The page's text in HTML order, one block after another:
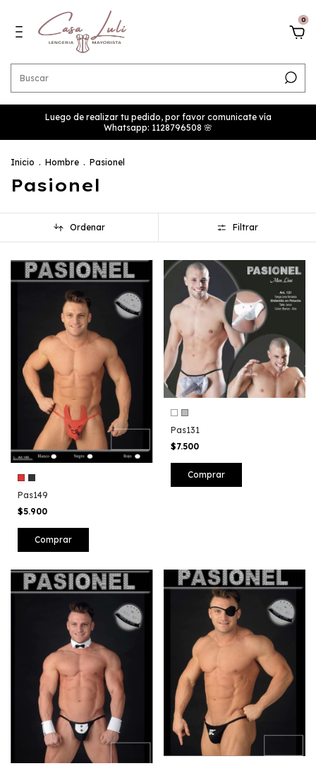
0
Luego de realizar tu pedido, por favor comunicate vía
Whatsapp: 1128796508 🌸
Inicio . Hombre . Pasionel
Pasionel
Ordenar Filtrar
Pas149
$5.900
Comprar
Pas131
$7.500
Comprar